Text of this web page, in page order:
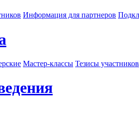
Информация для партнеров
Мастер-классы Тезисы